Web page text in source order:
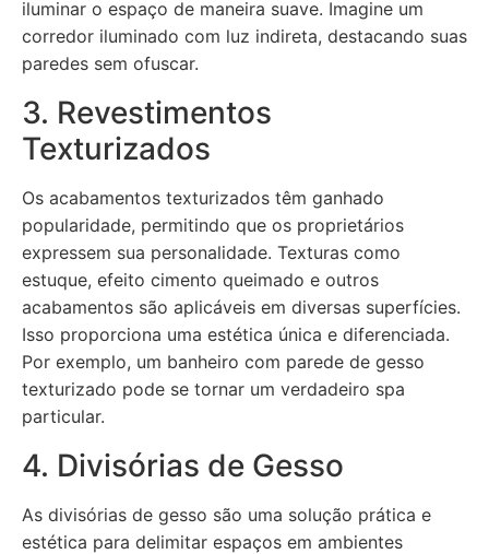
iluminar o espaço de maneira suave. Imagine um
corredor iluminado com luz indireta, destacando suas
paredes sem ofuscar.
3. Revestimentos
Texturizados
Os acabamentos texturizados têm ganhado
popularidade, permitindo que os proprietários
expressem sua personalidade. Texturas como
estuque, efeito cimento queimado e outros
acabamentos são aplicáveis em diversas superfícies.
Isso proporciona uma estética única e diferenciada.
Por exemplo, um banheiro com parede de gesso
texturizado pode se tornar um verdadeiro spa
particular.
4. Divisórias de Gesso
As divisórias de gesso são uma solução prática e
estética para delimitar espaços em ambientes